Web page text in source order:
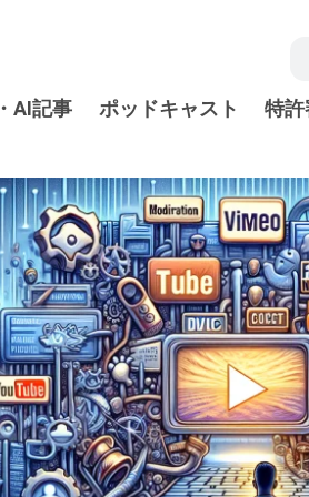
AI記事 ポッドキャスト 特